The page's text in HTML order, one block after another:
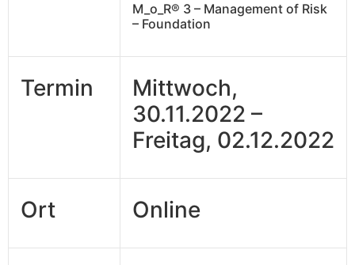
M_o_R® 3 – Management of Risk
– Foundation
Termin
Mittwoch,
30.11.2022 –
Freitag, 02.12.2022
Ort Online